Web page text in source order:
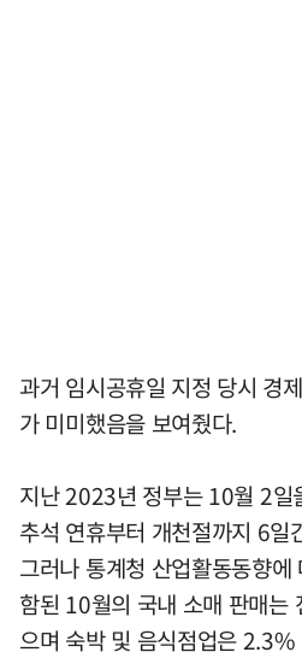
과거 임시공휴일 지정 당시 경
가 미미했음을 보여줬다.
지난 2023년 정부는 10월 2일
추석 연휴부터 개천절까지 6일
그러나 통계청 산업활동동향
함된 10월의 국내 소매 판매
으며 숙박 및 음식점업은